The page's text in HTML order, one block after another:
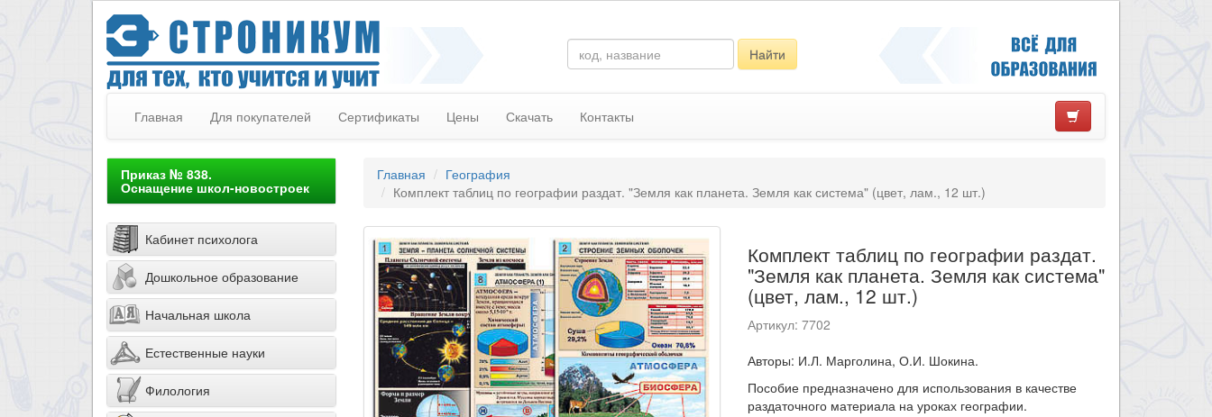
Найти
Главная Для покупателей Сертификаты Цены Скачать Контакты
Приказ № 838.
Оснащение школ-новостроек
Кабинет психолога
Дошкольное образование
Начальная школа
Естественные науки
Филология
Главная
География
Комплект таблиц по географии раздат. "Земля как планета. Земля как система" (цвет, лам., 12 шт.)
Комплект таблиц по географии раздат.
"Земля как планета. Земля как система"
(цвет, лам., 12 шт.)
Артикул: 7702
Авторы: И.Л. Марголина, О.И. Шокина.
Пособие предназначено для использования в качестве
раздаточного материала на уроках географии.